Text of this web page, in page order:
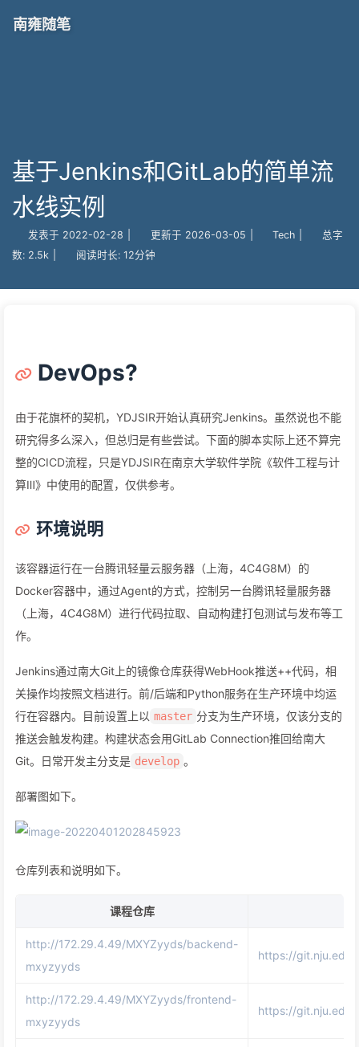
南雍随笔
基于Jenkins和GitLab的简单流
水线实例
发表于 2022-02-28 更新于 2026-03-05 Tech
总字
数: 2.5k 阅读时长: 12分钟
DevOps?
由于花旗杯的契机，YDJSIR开始认真研究Jenkins。虽然说也不能
研究得多么深入，但总归是有些尝试。下面的脚本实际上还不算完
整的CICD流程，只是YDJSIR在南京大学软件学院《软件工程与计
算Ⅲ》中使用的配置，仅供参考。
环境说明
该容器运行在一台腾讯轻量云服务器（上海，4C4G8M）的
Docker容器中，通过Agent的方式，控制另一台腾讯轻量服务器
（上海，4C4G8M）进行代码拉取、自动构建打包测试与发布等工
作。
Jenkins通过南大Git上的镜像仓库获得WebHook推送++代码，相
关操作均按照文档进行。前/后端和Python服务在生产环境中均运
行在容器内。目前设置上以 master 分支为生产环境，仅该分支的
推送会触发构建。构建状态会用GitLab Connection推回给南大
Git。日常开发主分支是 develop 。
部署图如下。
仓库列表和说明如下。
课程仓库
http://172.29.4.49/MXYZyyds/backend-
mxyzyyds
https://
http://172.29.4.49/MXYZyyds/frontend-
mxyzyyds
https://